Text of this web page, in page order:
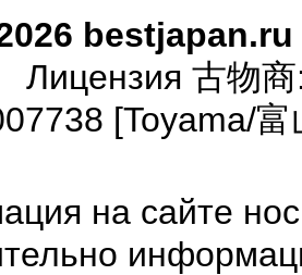
Лицензия 古物
[Toyama/
на сайте